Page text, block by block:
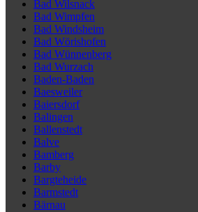
Bad Wilsnack
Bad Wimpfen
Bad Windsheim
Bad Wörishofen
Bad Wünnenberg
Bad Wurzach
Baden-Baden
Baesweiler
Baiersdorf
Balingen
Ballenstedt
Balve
Bamberg
Barby
Bargteheide
Barmstedt
Bärnau